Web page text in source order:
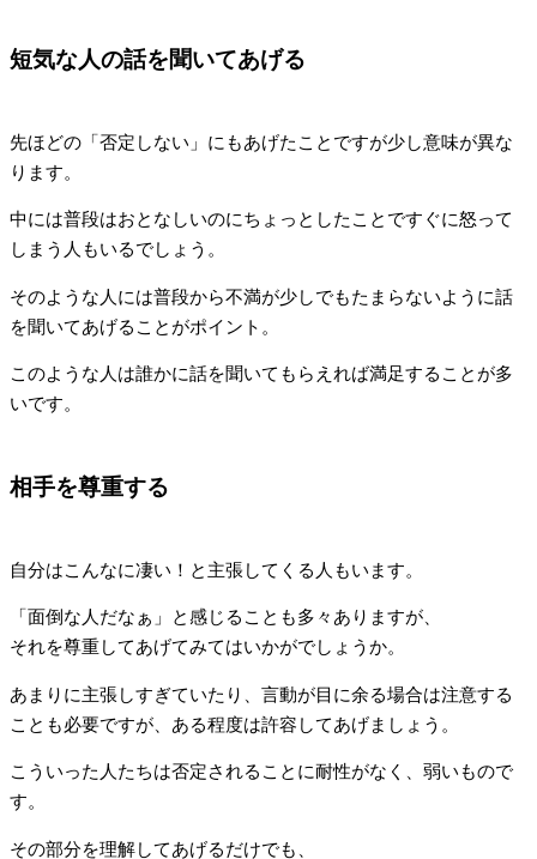
短気な人の話を聞いてあげる
先ほどの「否定しない」にもあげたことですが少し意味が異な
ります。
中には普段はおとなしいのにちょっとしたことですぐに怒って
しまう人もいるでしょう。
そのような人には普段から不満が少しでもたまらないように話
を聞いてあげることがポイント。
このような人は誰かに話を聞いてもらえれば満足することが多
いです。
相手を尊重する
自分はこんなに凄い！と主張してくる人もいます。
「面倒な人だなぁ」と感じることも多々ありますが、
それを尊重してあげてみてはいかがでしょうか。
あまりに主張しすぎていたり、言動が目に余る場合は注意する
ことも必要ですが、ある程度は許容してあげましょう。
こういった人たちは否定されることに耐性がなく、弱いもので
す。
その部分を理解してあげるだけでも、